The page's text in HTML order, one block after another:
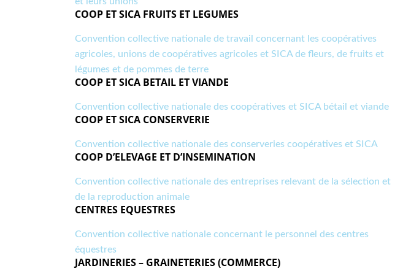
COOP ET SICA FRUITS ET LEGUMES
Convention collective nationale de travail concernant les coopératives
agricoles, unions de coopératives agricoles et SICA de fleurs, de fruits et
légumes et de pommes de terre
COOP ET SICA BETAIL ET VIANDE
Convention collective nationale des coopératives et SICA bétail et viande
COOP ET SICA CONSERVERIE
Convention collective nationale des conserveries coopératives et SICA
COOP D’ELEVAGE ET D’INSEMINATION
Convention collective nationale des entreprises relevant de la sélection et
de la reproduction animale
CENTRES EQUESTRES
Convention collective nationale concernant le personnel des centres
équestres
JARDINERIES – GRAINETERIES (COMMERCE)